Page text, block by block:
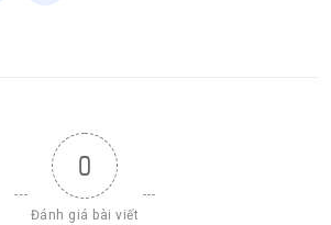
0
Đánh giá bài viết